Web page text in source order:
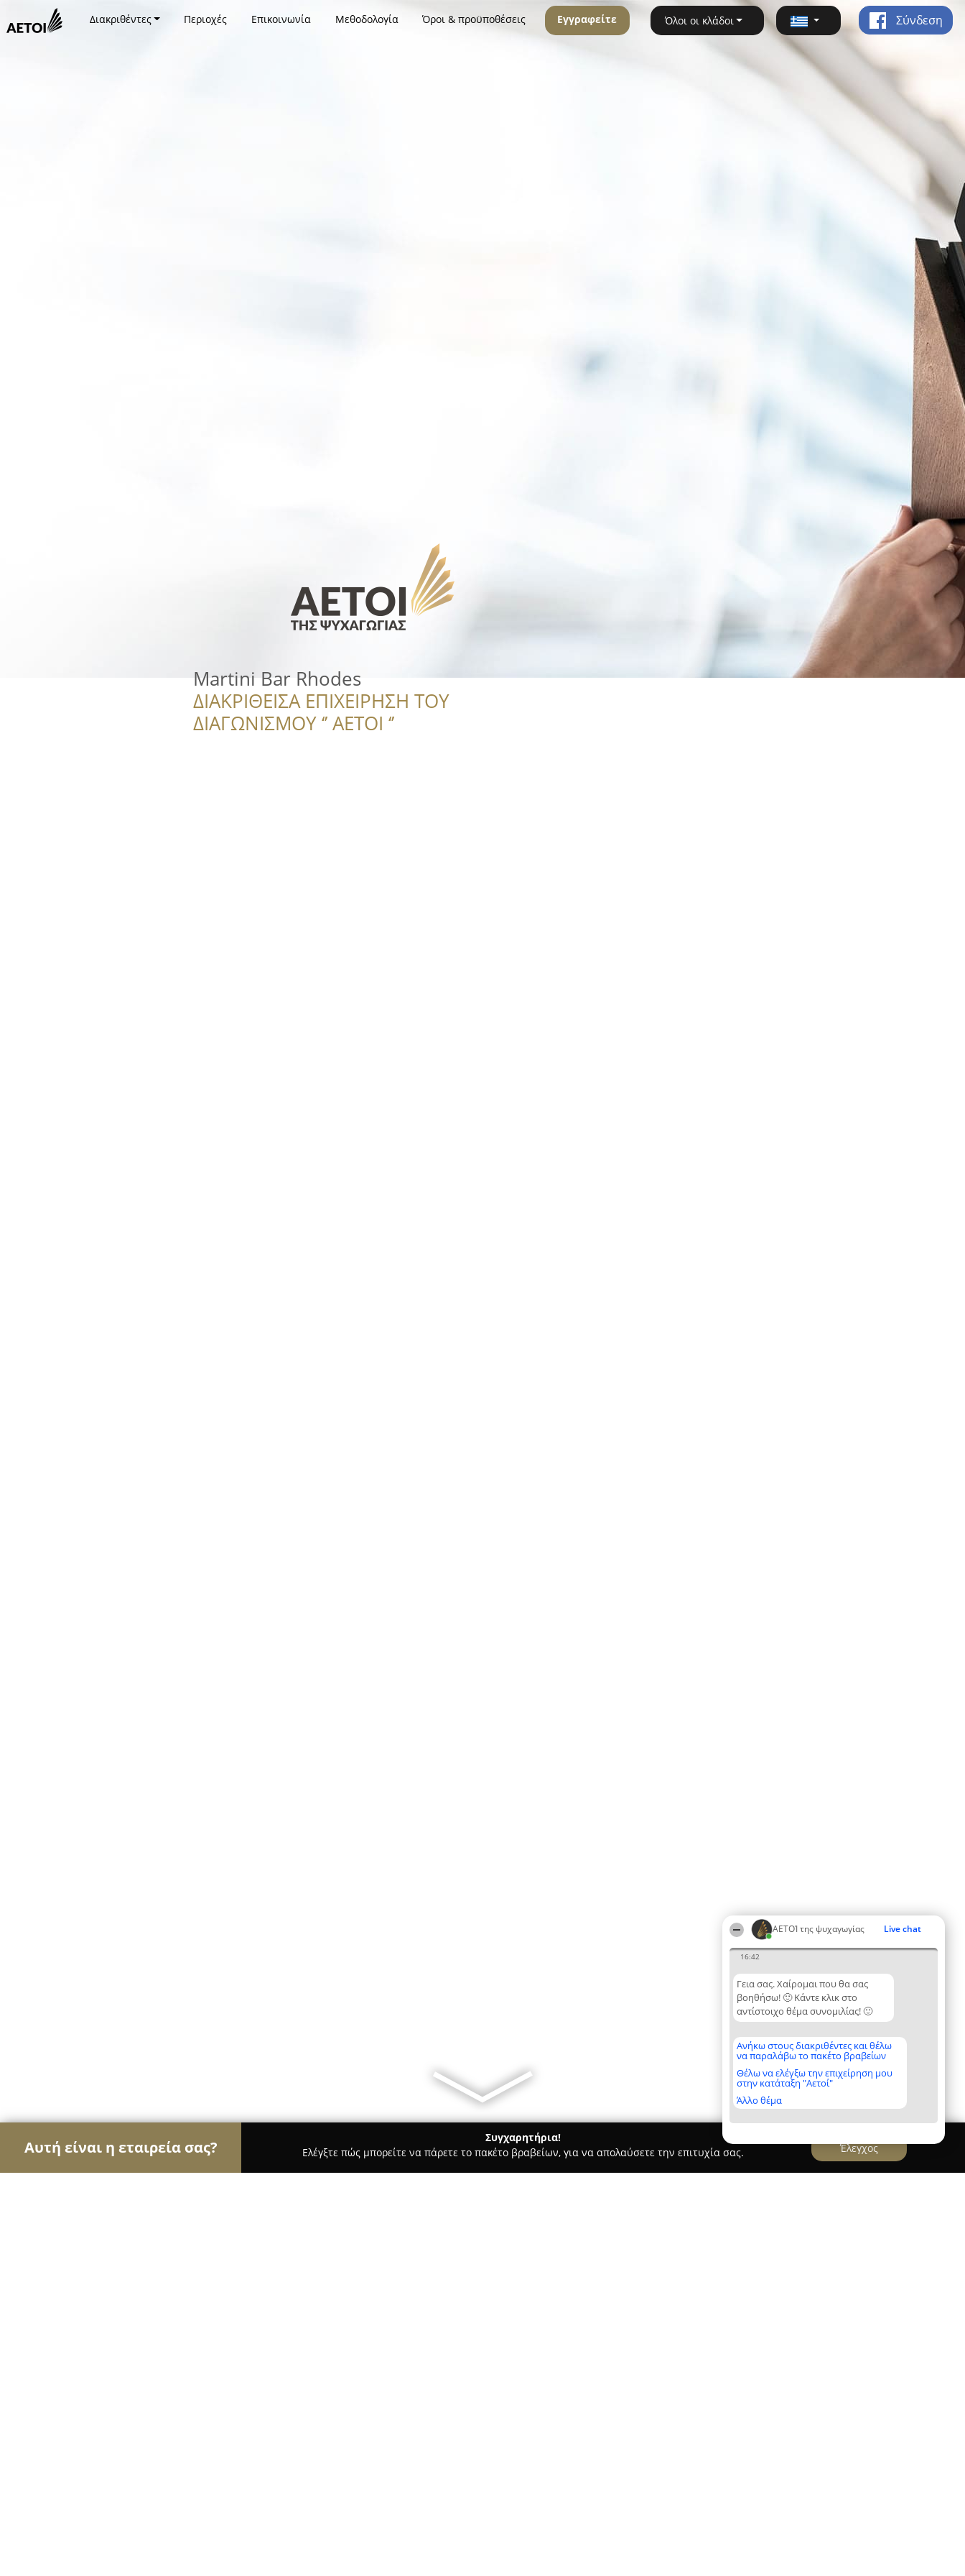
ΑΕΤΟΊ της ψυχαγωγίας Live chat
16:42
Γεια σας. Χαίρομαι που θα σας
βοηθήσω! 🙂 Κάντε κλικ στο
αντίστοιχο θέμα συνομιλίας! 🙂
Ανήκω στους διακριθέντες και θέλω
να παραλάβω το πακέτο βραβείων
Θέλω να ελέγξω την επιχείρηση μου
στην κατάταξη "Αετοί"
Άλλο θέμα
Διακριθέντες Περιοχές Επικοινωνία Μεθοδολογία Όροι & προϋποθέσεις Εγγραφείτε Όλοι οι κλάδοι Σύνδεση
Martini Bar Rhodes
ΔΙΑΚΡΙΘΕΙΣΑ ΕΠΙΧΕΙΡΗΣΗ ΤΟΥ
ΔΙΑΓΩΝΙΣΜΟΥ ‘’ ΑΕΤΟΙ ‘’
Αυτή είναι η εταιρεία σας?
Συγχαρητήρια!
Ελέγξτε πώς μπορείτε να πάρετε το πακέτο βραβείων, για να απολαύσετε την επιτυχία σας.
Έλεγχος